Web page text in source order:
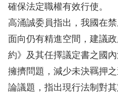
庫
無
礙
快
捷
確保法定職權有效行使。
高涌誠委員指出，我國在
面向仍有精進空間，建議
約》及其任擇議定書之國
擁擠問題，減少未決羈押
論議題，指出現行法制對